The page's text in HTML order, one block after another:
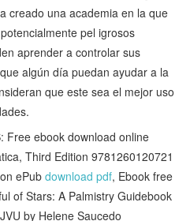
creado una academia en la que
pel igrosos
aprender a controlar sus
algún día puedan ayudar a la
que este sea el mejor uso
Free ebook download online
Third Edition 9781260120721
ePubdownload pdf, Ebook free
of Stars: A Palmistry Guidebook
by Helene Saucedo